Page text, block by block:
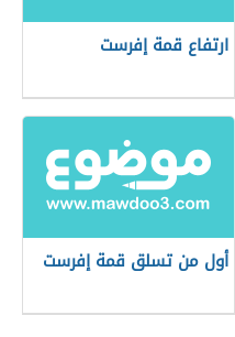
ارتفاع قمة إفرست
أول من تسلق قمة إفرست